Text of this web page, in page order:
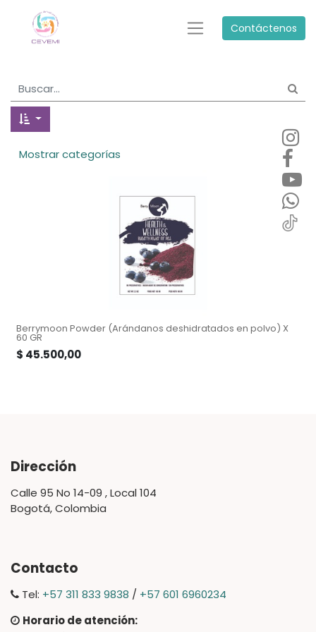
Contáctenos
Mostrar categorías
Berrymoon Powder (Arándanos deshidratados en polvo) X
60 GR
$ 45.500,00
Dirección
Calle 95 No 14-09 , Local 104
Bogotá, Colombia
Contacto
Tel: +57 311 833 9838 / +57 601 6960234
Horario de atención: